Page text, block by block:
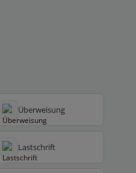
Überweisung
Lastschrift